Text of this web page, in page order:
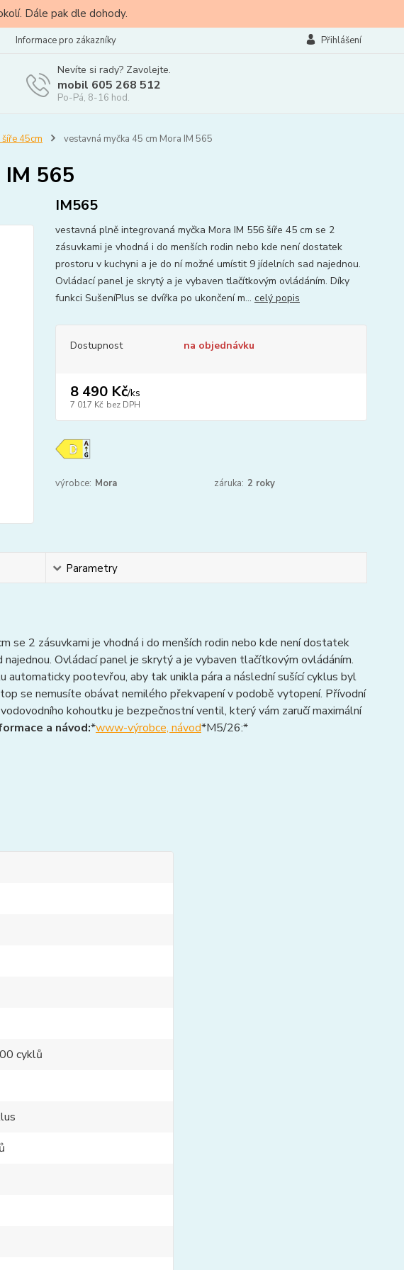
Dále pak dle dohody.
Informace pro zákazníky Přihlášení
Nevíte si rady? Zavolejte.
mobil 605 268 512
Po-Pá, 8-16 hod.
45cm vestavná myčka 45 cm Mora IM 565
IM 565
IM565
vestavná plně integrovaná myčka Mora IM 556 šíře 45 cm se 2
zásuvkami je vhodná i do menších rodin nebo kde není dostatek
prostoru v kuchyni a je do ní možné umístit 9 jídelních sad najednou.
Ovládací panel je skrytý a je vybaven tlačítkovým ovládáním. Díky
funkci SušeníPlus se dvířka po ukončení m... celý popis
Dostupnost na objednávku
8 490 Kč/ks
7 017 Kč bez DPH
výrobce: Mora záruka: 2 roky
Parametry
se 2 zásuvkami je vhodná i do menších rodin nebo kde není dostatek
Ovládací panel je skrytý a je vybaven tlačítkovým ovládáním.
automaticky pootevřou, aby tak unikla pára a následní sušící cyklus byl
se nemusíte obávat nemilého překvapení v podobě vytopení. Přívodní
kohoutku je bezpečnostní ventil, který vám zaručí maximální
a návod:*www-výrobce, návod*M5/26:*
cyklů